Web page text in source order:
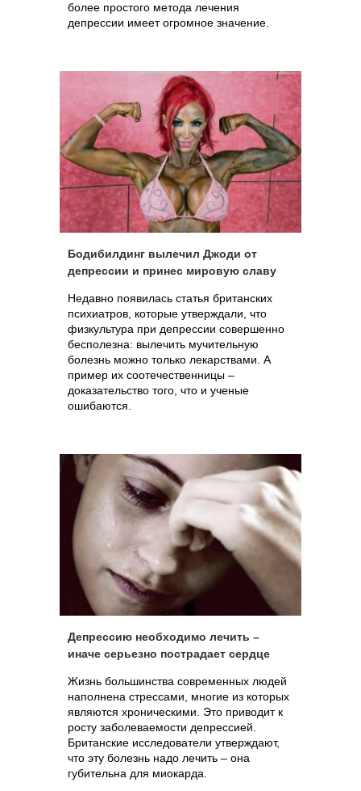
более простого метода лечения
депрессии имеет огромное значение.
Бодибилдинг вылечил Джоди от
депрессии и принес мировую славу
Недавно появилась статья британских
психиатров, которые утверждали, что
физкультура при депрессии совершенно
бесполезна: вылечить мучительную
болезнь можно только лекарствами. А
пример их соотечественницы –
доказательство того, что и ученые
ошибаются.
Депрессию необходимо лечить –
иначе серьезно пострадает сердце
Жизнь большинства современных людей
наполнена стрессами, многие из которых
являются хроническими. Это приводит к
росту заболеваемости депрессией.
Британские исследователи утверждают,
что эту болезнь надо лечить – она
губительна для миокарда.